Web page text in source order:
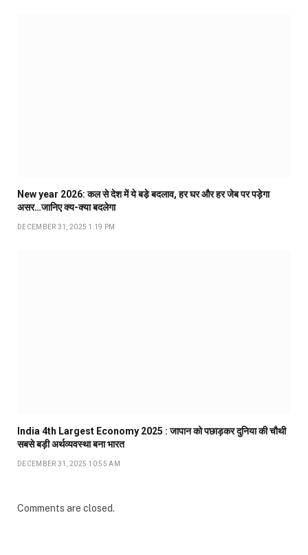
New year 2026: कल से देश में ये बडे़ बदलाव, हर घर और हर जेब पर पड़ेगा
असर…जानिए क्य-क्या बदलेगा
DECEMBER 31, 2025 1:19 PM
India 4th Largest Economy 2025 : जापान को पछाड़कर दुनिया की चौथी
सबसे बड़ी अर्थव्यवस्था बना भारत
DECEMBER 31, 2025 10:55 AM
Comments are closed.